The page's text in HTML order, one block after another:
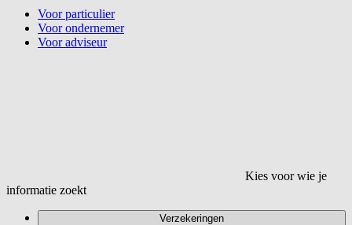
Voor particulier
Voor ondernemer
Voor adviseur
Kies voor wie je
informatie zoekt
Verzekeringen